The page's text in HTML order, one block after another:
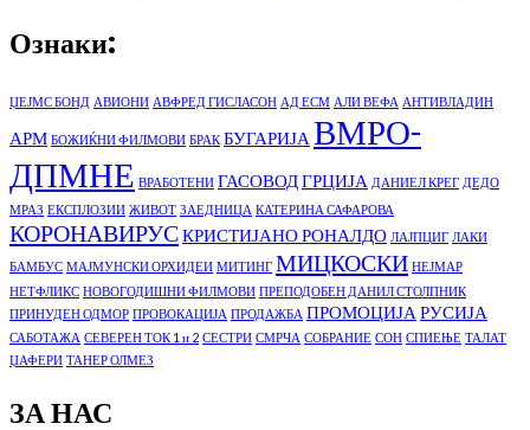
Ознаки:
ЏЕЈМС БОНД АВИОНИ АВФРЕД ГИСЛАСОН АД ЕСМ АЛИ ВЕФА АНТИВЛАДИН
АРМ БОЖИЌНИ ФИЛМОВИ БРАК БУГАРИЈА ВМРО-
ДПМНЕ ВРАБОТЕНИ ГАСОВОДГРЦИЈА ДАНИЕЛ КРЕГ ДЕДО
МРАЗ ЕКСПЛОЗИИ ЖИВОТ ЗАЕДНИЦА КАТЕРИНА САФАРОВА
КОРОНАВИРУСКРИСТИЈАНО РОНАЛДО ЛАЈПЦИГ ЛАКИ
БАМБУС МАЈМУНСКИ ОРХИДЕИ МИТИНГ МИЦКОСКИ НЕЈМАР
НЕТФЛИКС НОВОГОДИШНИ ФИЛМОВИ ПРЕПОДОБЕН ДАНИЛ СТОЛПНИК
ПРИНУДЕН ОДМОР ПРОВОКАЦИЈА ПРОДАЖБА ПРОМОЦИЈА РУСИЈА
САБОТАЖА СЕВЕРЕН ТОК 1 и 2 СЕСТРИ СМРЧА СОБРАНИЕ СОН СПИЕЊЕ ТАЛАТ
ЏАФЕРИ ТАНЕР ОЛМЕЗ
ЗА НАС